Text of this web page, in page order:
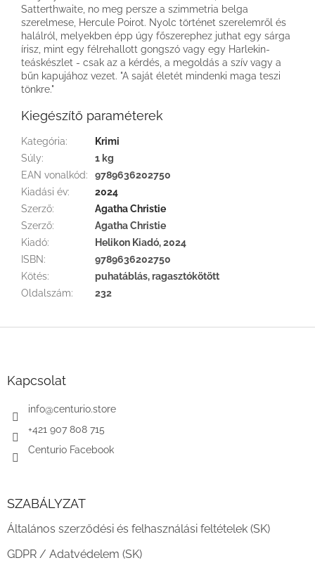
Satterthwaite, no meg persze a szimmetria belga
szerelmese, Hercule Poirot. Nyolc történet szerelemről és
halálról, melyekben épp úgy főszerephez juthat egy sárga
írisz, mint egy félrehallott gongszó vagy egy Harlekin-
teáskészlet - csak az a kérdés, a megoldás a szív vagy a
bűn kapujához vezet. "A saját életét mindenki maga teszi
tönkre."
Kiegészítő paraméterek
Kategória:
Krimi
Súly:
1 kg
EAN vonalkód:
9789636202750
Kiadási év:
2024
Szerző:
Agatha Christie
Szerző:
Agatha Christie
Kiadó:
Helikon Kiadó, 2024
ISBN:
9789636202750
Kötés:
puhatáblás, ragasztókötött
Oldalszám: 232
Kapcsolat
info@centurio.store
+421 907 808 715
Centurio Facebook
SZABÁLYZAT
Általános szerződési és felhasználási feltételek (SK)
GDPR / Adatvédelem (SK)